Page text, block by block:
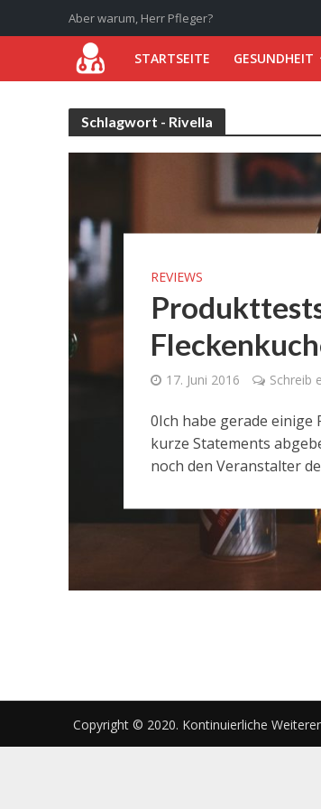
Aber warum, Herr Pfleger?
STARTSEITE GESUNDHEIT
Schlagwort - Rivella
REVIEWS
17. Juni 2016 Schreib
0Ich habe gerade
kurze Statements
noch den Veranstalter
Copyright © 2020. Kontinuierliche